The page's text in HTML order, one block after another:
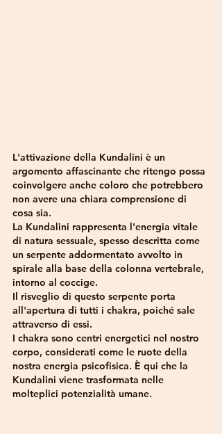
L'attivazione della Kundalini è un
argomento affascinante che ritengo possa
coinvolgere anche coloro che potrebbero
non avere una chiara comprensione di
cosa sia.
La Kundalini rappresenta l'energia vitale
di natura sessuale, spesso descritta come
un serpente addormentato avvolto in
spirale alla base della colonna vertebrale,
intorno al coccige.
Il risveglio di questo serpente porta
all'apertura di tutti i chakra, poiché sale
attraverso di essi.
I chakra sono centri energetici nel nostro
corpo, considerati come le ruote della
nostra energia psicofisica. È qui che la
Kundalini viene trasformata nelle
molteplici potenzialità umane.